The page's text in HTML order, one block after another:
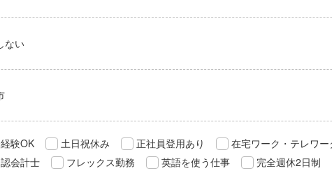
ない
験OK 土日祝休み 正社員登用あり
在宅ワーク・テレワー
会計士
フレックス勤務 英語を使う仕事 完全週休2日制